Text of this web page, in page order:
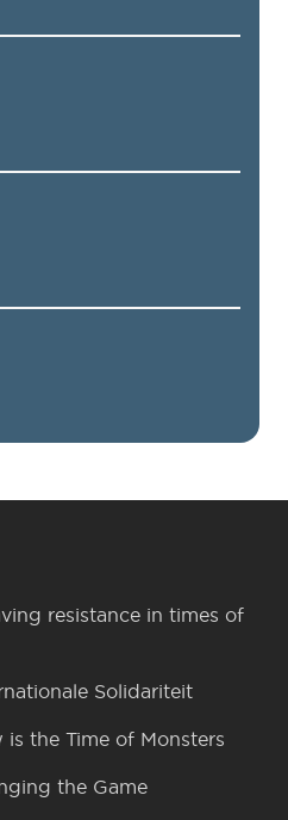
resistance in times of
Solidariteit
the Time of Monsters
the Game